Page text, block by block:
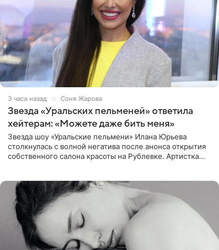
3 часа назад Соня Жарова
Звезда «Уральских пельменей» ответила
хейтерам: «Можете даже бить меня»
Звезда шоу «Уральские пельмени» Илана Юрьева
столкнулась с волной негатива после анонса открытия
собственного салона красоты на Рублевке. Артистка